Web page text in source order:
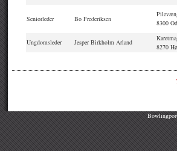
Seniorleder Bo Frederiksen
8300
Ungdomsleder
Jesper Birkholm Arland
8270